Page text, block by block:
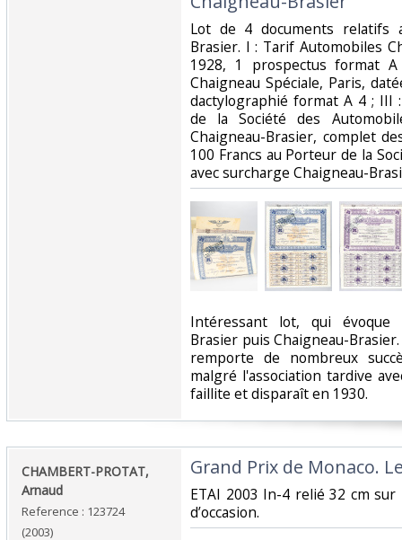
‎Lot de 4 documents relatifs
Brasier. I : Tarif Automobiles
1928, 1 prospectus format
Chaigneau Spéciale, Paris,
dactylographié format A 4 ; III
de la Société des
Chaigneau-Brasier, complet
100 Francs au Porteur de la
avec surcharge Chaigneau-
‎Intéressant lot, qui évoque
Brasier puis Chaigneau-
remporte de nombreux
malgré l'association tardive
faillite et disparaît en 1930.‎
‎CHAMBERT-PROTAT,
Arnaud‎
Reference : 123724
(2003)
‎Grand Prix de Monaco.
‎ETAI 2003 In-4 relié 32 cm
d’occasion.‎